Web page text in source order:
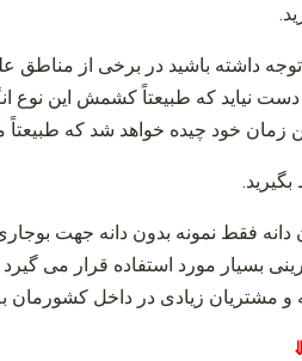
.
توجه داشته باشید در برخی از
نیاید که طبیعتاً کشمش این نوع
زمان خود چیده خواهد شد که
.
دانه فقط نمونه بدون دانه جهت
بسیار مورد استفاده قرار می‌ گیرد
و مشتریان زیادی در داخل